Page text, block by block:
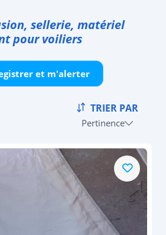
sellerie, matériel
pour voiliers
et m'alerter
TRIER PAR
Pertinence